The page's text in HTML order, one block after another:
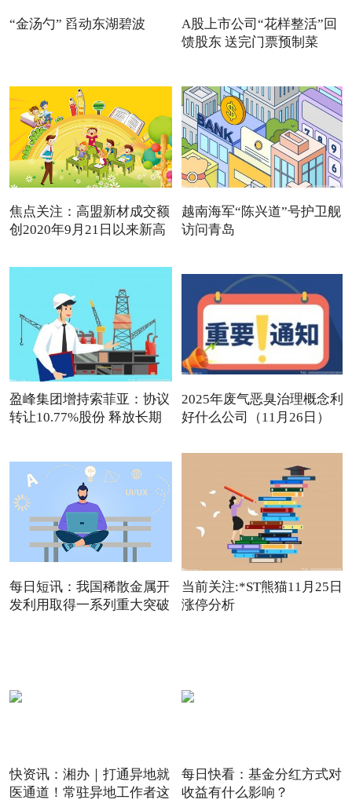
“金汤勺” 舀动东湖碧波
A股上市公司“花样整活”回
馈股东 送完门票预制菜
焦点关注：高盟新材成交额
创2020年9月21日以来新高
越南海军“陈兴道”号护卫舰
访问青岛
盈峰集团增持索菲亚：协议
转让10.77%股份 释放长期
2025年废气恶臭治理概念利
好什么公司（11月26日）
每日短讯：我国稀散金属开
发利用取得一系列重大突破
当前关注:*ST熊猫11月25日
涨停分析
快资讯：湘办｜打通异地就
医通道！常驻异地工作者这
每日快看：基金分红方式对
收益有什么影响？